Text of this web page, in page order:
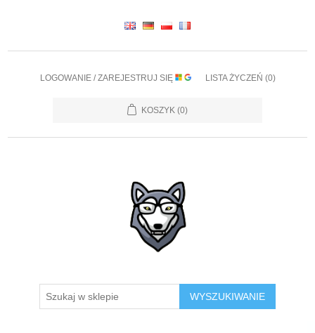
LOGOWANIE / ZAREJESTRUJ SIĘ LISTA ŻYCZEŃ (0)
KOSZYK (0)
WYSZUKIWANIE